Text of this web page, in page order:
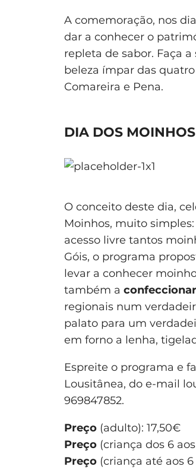
A comemoração, nos
dar a conhecer o
repleta de sabor. Faça
beleza ímpar das
Comareira e Pena.
DIA DOS
O conceito deste dia,
Moinhos, muito
acesso livre tantos
Góis, o programa
levar a conhecer
também a
regionais num
palato para um
em forno a lenha,
Espreite o programa e
Lousitânea, do e-mail
969847852.
Preço (adulto): 17,50€
Preço (criança dos 6
Preço (criança até aos